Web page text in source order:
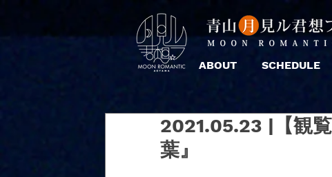
ABOUT SCHEDULE
2021.05.23 |【観
葉』